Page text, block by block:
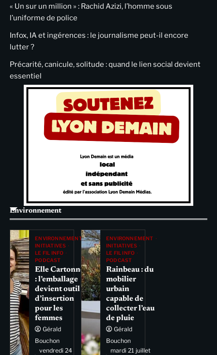
« Un sur un million » : Rachid Azizi, l’homme sous
l’uniforme de police
Infox, IA et ingérences : le journalisme peut-il encore
lutter ?
Précarité, canicule, solitude : quand le lien social devient
essentiel
Environnement
ENVIRONNEMENT
INITIATIVES
LE FIL INFO
PODCAST
Elle Cartonne
: l’emballage
devient outil
d’insertion
pour les
femmes
Gérald
Bouchon
vendredi 24
ENVIRONNEMENT
INITIATIVES
LE FIL INFO
PODCAST
Rainbeau : du
mobilier
urbain
capable de
collecter l’eau
de pluie
Gérald
Bouchon
mardi 21 juillet